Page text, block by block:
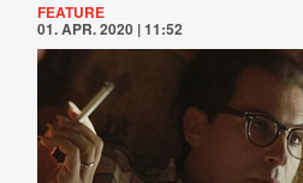
FEATURE
01. APR. 2020 | 11:52